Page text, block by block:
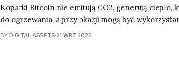
Koparki Bitcoin nie emitują CO2, generują ciepło,
do ogrzewania, a przy okazji mogą być
BY DIGITAL ASSETS 21 WRZ 2022